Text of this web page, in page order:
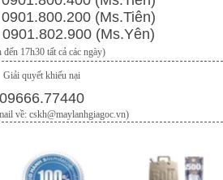
(Ms.Tiên)
(Ms.Yên)
đến 17h30 tất cả các ngày)
Giải quyết khiếu nại
09666.77440
về: cskh@maylanhgiagoc.vn)